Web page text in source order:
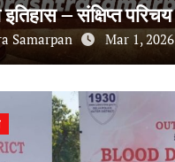
इतिहास – संक्षिप्त परिचय
Samarpan Mar 1, 2026